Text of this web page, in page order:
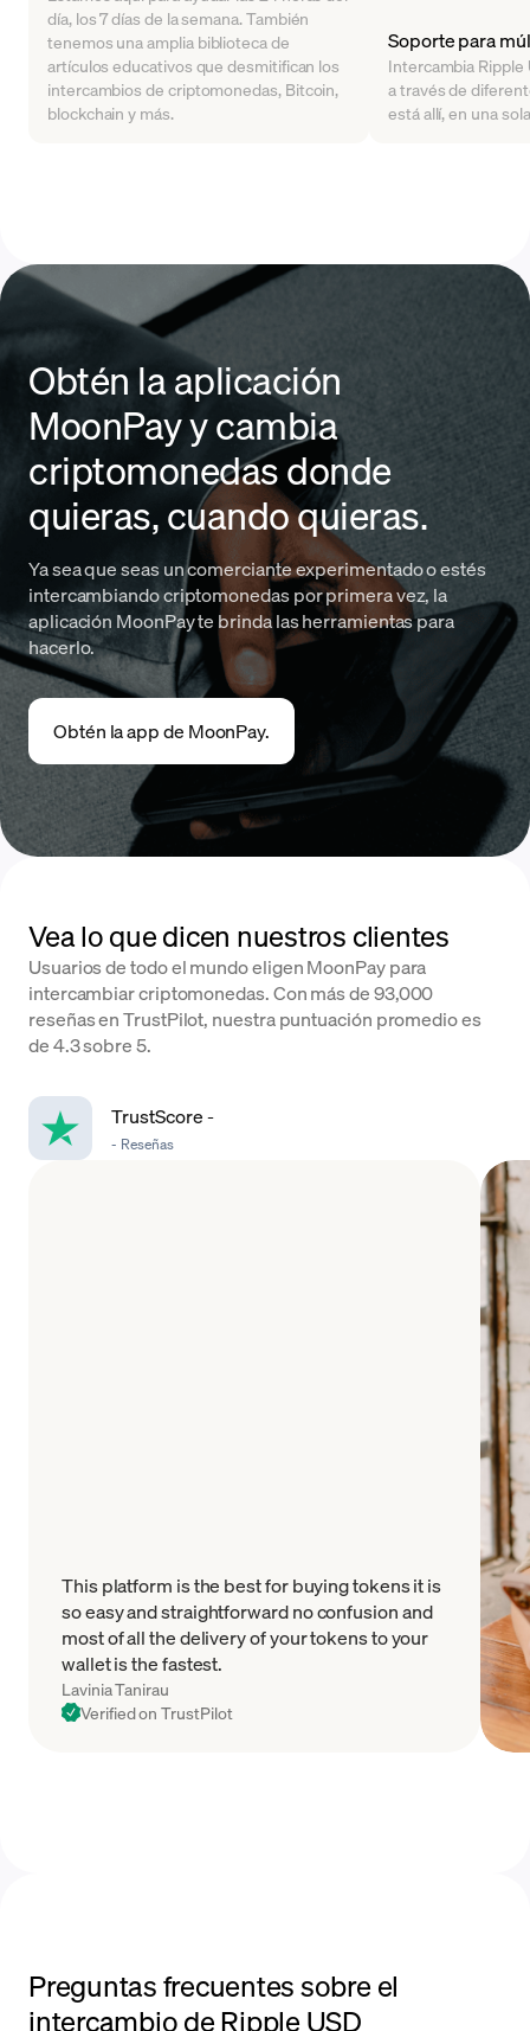
día, los 7 días de la semana. También
tenemos una amplia biblioteca de
artículos educativos que desmitifican los
intercambios de criptomonedas, Bitcoin,
blockchain y más.
Soporte para
Intercambia Ripple
a través de
está allí, en una
Obtén la aplicación
MoonPay y cambia
criptomonedas donde
quieras, cuando quieras.
Ya sea que seas un comerciante experimentado o estés
intercambiando criptomonedas por primera vez, la
aplicación MoonPay te brinda las herramientas para
hacerlo.
Obtén la app de MoonPay.
Vea lo que dicen nuestros clientes
Usuarios de todo el mundo eligen MoonPay para
intercambiar criptomonedas. Con más de 93,000
reseñas en TrustPilot, nuestra puntuación promedio es
de 4.3 sobre 5.
TrustScore-
- Reseñas
This platform is the best for buying tokens it is
so easy and straightforward no confusion and
most of all the delivery of your tokens to your
wallet is the fastest.
Lavinia Tanirau
Verified on TrustPilot
Preguntas frecuentes sobre el
intercambio de Ripple USD